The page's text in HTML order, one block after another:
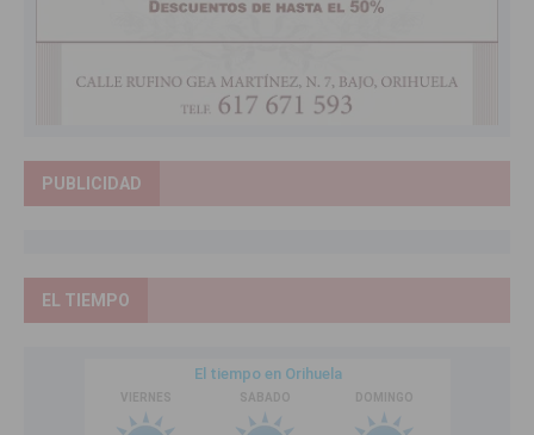
PUBLICIDAD
EL TIEMPO